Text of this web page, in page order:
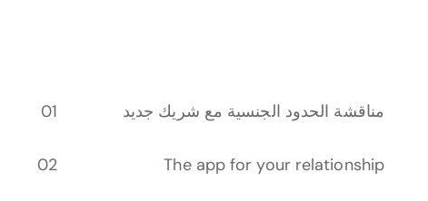
مناقشة الحدود الجنسية مع شريك جديد
The app for your relationship